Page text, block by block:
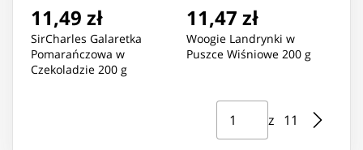
11,49 zł
SirCharles Galaretka
Pomarańczowa w
Czekoladzie 200 g
11,47 zł
Woogie Landrynki w
Puszce Wiśniowe 200 g
Strona ⁨1⁩ z ⁨11⁩
z ⁨11⁩
Przejdź do strony